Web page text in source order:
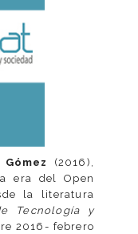
(2016),
era del Open
la literatura
Tecnología y
2016- febrero